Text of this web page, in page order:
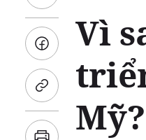
Vì
Mỹ?